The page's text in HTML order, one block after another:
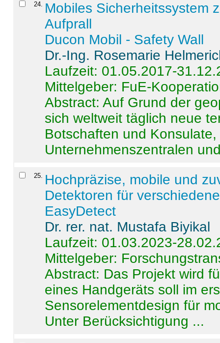
24. Mobiles Sicherheitssystem
Aufprall
Ducon Mobil - Safety Wall
Dr.-Ing. Rosemarie
Laufzeit: 01.05.2017-
Mittelgeber: FuE-
Abstract:Auf Grund der
sich weltweit täglich neue
Botschaften und
Unternehmenszentralen
25. Hochpräzise, mobile und
Detektoren für
EasyDetect
Dr. rer. nat. Mustafa Biyikal
Laufzeit: 01.03.2023-
Mittelgeber:
Abstract: Das Projekt wird
eines Handgeräts soll im
Sensorelementdesign für
Unter Berücksichtigung ...